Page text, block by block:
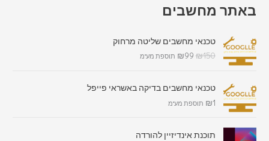
באתר מחשבים
טכנאי מחשבים שליטה מרחוק
₪150
₪99 תוספת מע"מ
טכנאי מחשבים בדיקה באשראי פייפל
₪1 תוספת מע"מ
תוכנת אינדיזיין להורדה